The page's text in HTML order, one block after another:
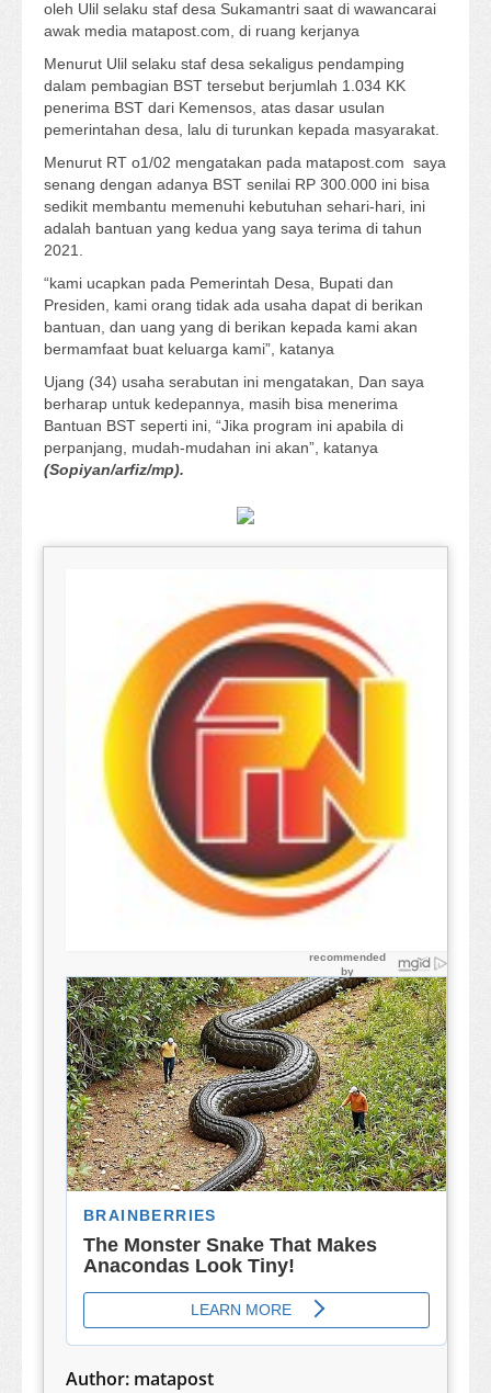
oleh Ulil selaku staf desa Sukamantri saat di wawancarai
awak media matapost.com, di ruang kerjanya
Menurut Ulil selaku staf desa sekaligus pendamping
dalam pembagian BST tersebut berjumlah 1.034 KK
penerima BST dari Kemensos, atas dasar usulan
pemerintahan desa, lalu di turunkan kepada masyarakat.
Menurut RT o1/02 mengatakan pada matapost.com saya
senang dengan adanya BST senilai RP 300.000 ini bisa
sedikit membantu memenuhi kebutuhan sehari-hari, ini
adalah bantuan yang kedua yang saya terima di tahun
2021.
“kami ucapkan pada Pemerintah Desa, Bupati dan
Presiden, kami orang tidak ada usaha dapat di berikan
bantuan, dan uang yang di berikan kepada kami akan
bermamfaat buat keluarga kami”, katanya
Ujang (34) usaha serabutan ini mengatakan, Dan saya
berharap untuk kedepannya, masih bisa menerima
Bantuan BST seperti ini, “Jika program ini apabila di
perpanjang, mudah-mudahan ini akan”, katanya
(Sopiyan/arfiz/mp).
Author: matapost